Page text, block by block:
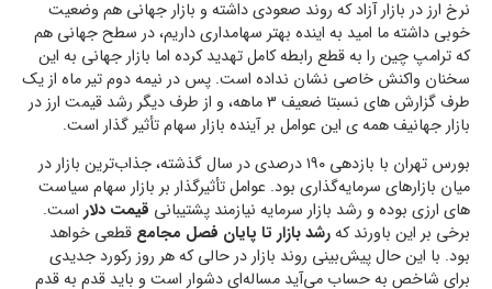
نرخ ارز در بازار آزاد که روند صعودی داشته و بازار جهانی هم وضعیت
خوبی داشته ما امید به اینده بهتر سهامداری داریم، در سطح جهانی هم
که ترامپ چین را به قطع رابطه کامل تهدید کرده اما بازار جهانی به این
سخنان واکنش خاصی نشان نداده است. پس در نیمه دوم تیر ماه از یک
طرف گزارش های نسبتا ضعیف 3 ماهه، و از طرف دیگر رشد قیمت ارز در
بازار جهانیف همه ی این عوامل بر آینده بازار سهام تأثیر گذار است.
بورس تهران با بازدهی ۱۹۰ درصدی در سال گذشته، جذاب‌ترین بازار در
میان بازارهای سرمایه‌گذاری بود. عوامل تأثیرگذار بر بازار سهام سیاست
های ارزی بوده و رشد بازار سرمایه نیازمند پشتیبانی قیمت دلار است.
برخی بر این باورند کهرشد بازار تا پایان فصل مجامع قطعی خواهد
بود. با این حال پیش‌بینی روند بازار در حالی که هر روز رکورد جدیدی
برای شاخص به حساب می‌آید مساله‌ای دشوار است و باید قدم به قدم